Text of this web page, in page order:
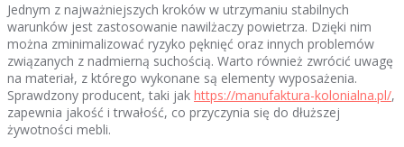
Jednym z najważniejszych kroków w utrzymaniu stabilnych
warunków jest zastosowanie nawilżaczy powietrza. Dzięki nim
można zminimalizować ryzyko pęknięć oraz innych problemów
związanych z nadmierną suchością. Warto również zwrócić uwagę
na materiał, z którego wykonane są elementy wyposażenia.
Sprawdzony producent, taki jak https://manufaktura-kolonialna.pl/,
zapewnia jakość i trwałość, co przyczynia się do dłuższej
żywotności mebli.